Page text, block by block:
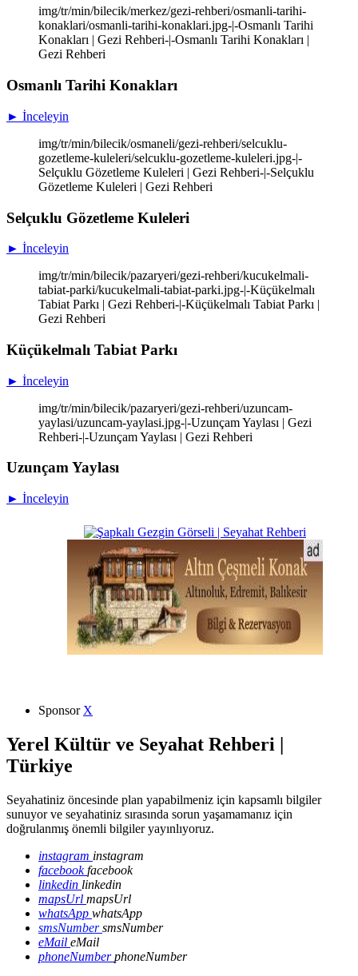
img/tr/min/bilecik/merkez/gezi-rehberi/osmanli-tarihi-
konaklari/osmanli-tarihi-konaklari.jpg-|-Osmanlı Tarihi
Konakları | Gezi Rehberi-|-Osmanlı Tarihi Konakları |
Gezi Rehberi
Osmanlı Tarihi Konakları
► İnceleyin
img/tr/min/bilecik/osmaneli/gezi-rehberi/selcuklu-
gozetleme-kuleleri/selcuklu-gozetleme-kuleleri.jpg-|-
Selçuklu Gözetleme Kuleleri | Gezi Rehberi-|-Selçuklu
Gözetleme Kuleleri | Gezi Rehberi
Selçuklu Gözetleme Kuleleri
► İnceleyin
img/tr/min/bilecik/pazaryeri/gezi-rehberi/kucukelmali-
tabiat-parki/kucukelmali-tabiat-parki.jpg-|-Küçükelmalı
Tabiat Parkı | Gezi Rehberi-|-Küçükelmalı Tabiat Parkı |
Gezi Rehberi
Küçükelmalı Tabiat Parkı
► İnceleyin
img/tr/min/bilecik/pazaryeri/gezi-rehberi/uzuncam-
yaylasi/uzuncam-yaylasi.jpg-|-Uzunçam Yaylası | Gezi
Rehberi-|-Uzunçam Yaylası | Gezi Rehberi
Uzunçam Yaylası
► İnceleyin
Sponsor X
Yerel Kültür ve Seyahat Rehberi |
Türkiye
Seyahatiniz öncesinde plan yapabilmeniz için kapsamlı bilgiler
sunuyor ve seyahatiniz sırasında sorun yaşamamanız için
doğrulanmış önemli bilgiler yayınlıyoruz.
instagram instagram
facebookfacebook
linkedin linkedin
mapsUrl mapsUrl
whatsApp whatsApp
smsNumbersmsNumber
eMail eMail
phoneNumberphoneNumber